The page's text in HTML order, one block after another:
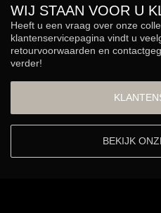
WIJ STAAN VOOR U
Heeft u een vraag over onze
klantenservicepagina vindt u
retourvoorwaarden en
verder!
BEKIJK